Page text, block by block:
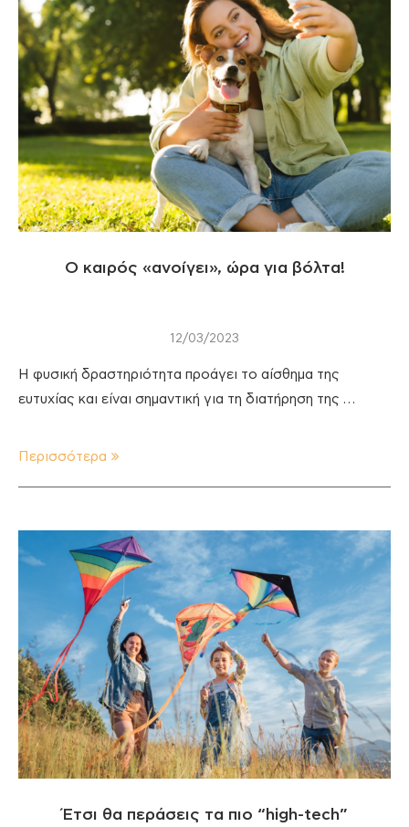
Ο καιρός «ανοίγει», ώρα για βόλτα!
12/03/2023
Η φυσική δραστηριότητα προάγει το αίσθημα της
ευτυχίας και είναι σημαντική για τη διατήρηση της …
Περισσότερα
Έτσι θα περάσεις τα πιο “high-tech”